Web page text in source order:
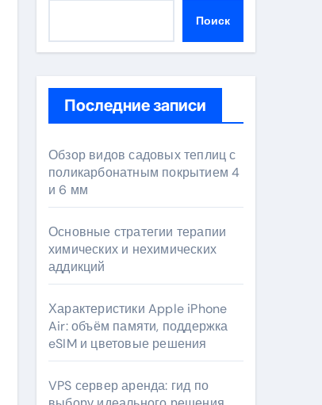
Поиск
Последние записи
Обзор видов садовых теплиц с
поликарбонатным покрытием 4
и 6 мм
Основные стратегии терапии
химических и нехимических
аддикций
Характеристики Apple iPhone
Air: объём памяти, поддержка
eSIM и цветовые решения
VPS сервер аренда: гид по